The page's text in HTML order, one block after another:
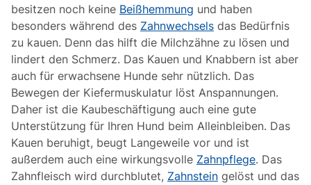
besitzen noch keine Beißhemmung und haben
besonders während des Zahnwechsels das Bedürfnis
zu kauen. Denn das hilft die Milchzähne zu lösen und
lindert den Schmerz. Das Kauen und Knabbern ist aber
auch für erwachsene Hunde sehr nützlich. Das
Bewegen der Kiefermuskulatur löst Anspannungen.
Daher ist die Kaubeschäftigung auch eine gute
Unterstützung für Ihren Hund beim Alleinbleiben. Das
Kauen beruhigt, beugt Langeweile vor und ist
außerdem auch eine wirkungsvolle Zahnpflege. Das
Zahnfleisch wird durchblutet, Zahnstein gelöst und das